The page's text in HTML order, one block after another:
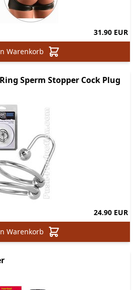
31.90 EUR
Warenkorb
Sperm Stopper Cock Plug
24.90 EUR
Warenkorb